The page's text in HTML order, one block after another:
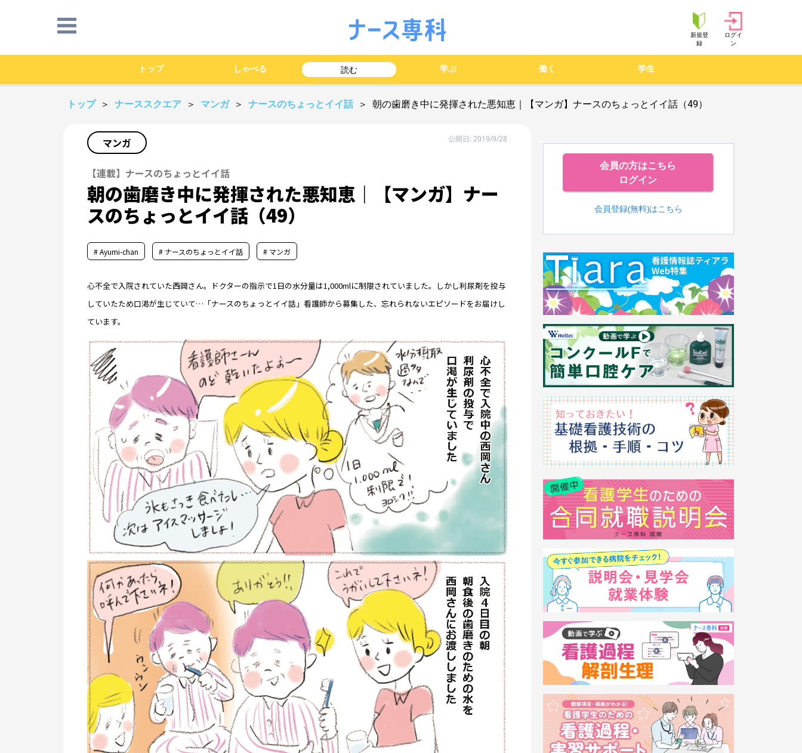
新規登
録
ログイ
ン
トップ しゃべる 読む 学ぶ 働く 学生
トップ ＞ ナーススクエア ＞ マンガ ＞ ナースのちょっとイイ話 ＞ 朝の歯磨き中に発揮された悪知恵｜【マンガ】ナースのちょっとイイ話（49）
マンガ 公開日: 2019/9/28
【連載】ナースのちょっとイイ話
朝の歯磨き中に発揮された悪知恵｜【マンガ】ナー
スのちょっとイイ話（49）
# Ayumi-chan # ナースのちょっとイイ話 # マンガ
心不全で入院されていた西岡さん。ドクターの指示で1日の水分量は1,000mlに制限されていました。しかし利尿剤を投与
していたため口渇が生じていて…「ナースのちょっとイイ話」看護師から募集した、忘れられないエピソードをお届けし
ています。
会員の方はこちら
ログイン
会員登録(無料)はこちら